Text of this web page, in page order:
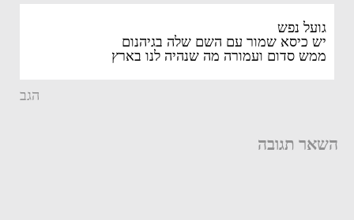
גועל נפש
יש כיסא שמור עם השם שלה בגיהנום
ממש סדום ועמורה מה שנהיה לנו בארץ
הגב
השאר תגובה